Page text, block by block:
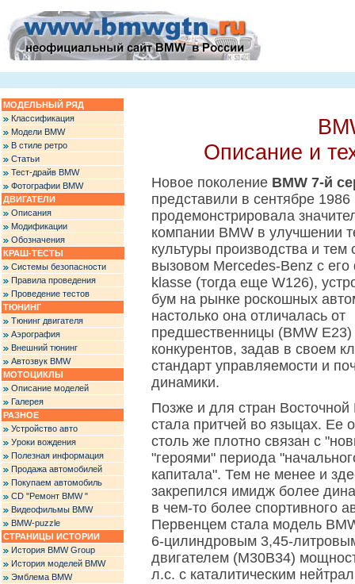
МОДЕЛЬНЫЙ РЯД
Классификация
Модели BMW
В стиле ретро
Статьи
Тест-драйв BMW
Фотографии BMW
ДВИГАТЕЛИ
Описания
Модификации
Обозначения
КРАШ-ТЕСТЫ
Системы безопасности
Правила проведения
Проведение тестов
ТЮНИНГ
Тюнинг двигателя
Аэрография
Внешний тюнинг
Автозвук BMW
МОТОЦИКЛЫ
Описание моделей
Галерея
РАЗНОЕ
Устройство авто
Уроки вождения
Полезная информация
Продажа автомобилей
Покупаем автомобиль
CD "Ремонт BMW "
Видеофильмы BMW
BMW-puzzle
СТРАНИЦЫ ИСТОРИИ
История BMW Group
История моделей BMW
Эмблема BMW
Описание и
Новое поколение BMW 7-й
представили в сентябре
продемонстрировала
компании BMW в улучшении
культуры производства и
вызовом Mercedes-Benz с
klasse (тогда еще W126),
бум на рынке роскошных
настолько она отличалась от
предшественницы (BMW Е23)
конкурентов, задав в своем
стандарт управляемости и
динамики.
Позже и для стран
стала притчей во языцах. Ее
столь же плотно связан с
"героями" периода
капитала". Тем не менее и
закрепился имидж более
в чем-то более спортивного
Первенцем стала модель
6-цилиндровым 3,45-
двигателем (M30B34)
л.с. с каталитическим